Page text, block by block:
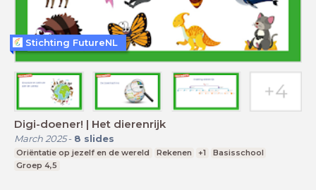
Digi-doener! | Het dierenrijk
March 2025- 8 slides
Oriëntatie op jezelf en de wereld Rekenen +1
Basisschool
Groep 4,5
Stichting FutureNL